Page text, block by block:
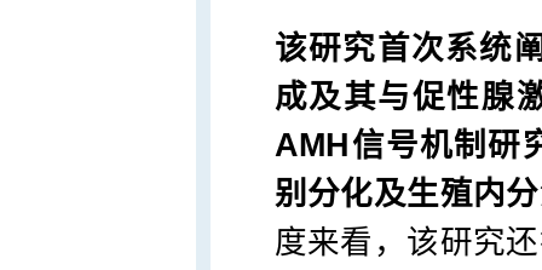
该研究首次系统
成及其与促性腺
AMH信号机制研
别分化及生殖内
度来看，该研究